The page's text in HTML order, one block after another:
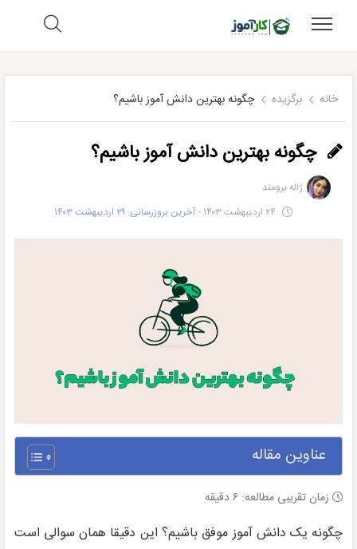
خانه برگزیده چگونه بهترین دانش آموز باشیم؟
چگونه بهترین دانش آموز باشیم؟
ژاله برومند
- آخرین بروزرسانی: ۲۹ اردیبهشت ۱۴۰۳
عناوین مقاله
زمان تقریبی مطالعه: ۶دقیقه
چگونه یک دانش آموز موفق باشیم؟ این دقیقا همان سوالی است